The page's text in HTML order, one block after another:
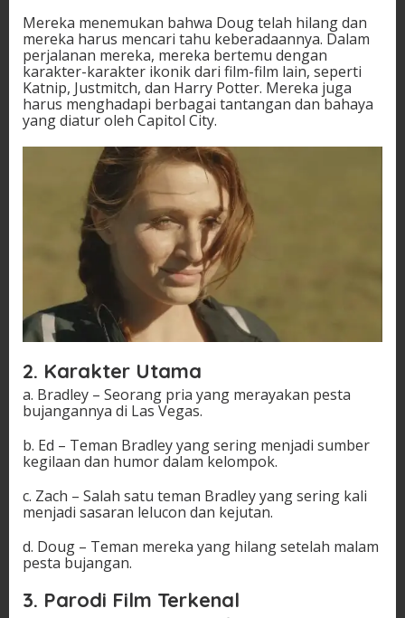
Mereka menemukan bahwa Doug telah hilang dan
mereka harus mencari tahu keberadaannya. Dalam
perjalanan mereka, mereka bertemu dengan
karakter-karakter ikonik dari film-film lain, seperti
Katnip, Justmitch, dan Harry Potter. Mereka juga
harus menghadapi berbagai tantangan dan bahaya
yang diatur oleh Capitol City.
2. Karakter Utama
a. Bradley – Seorang pria yang merayakan pesta
bujangannya di Las Vegas.
b. Ed – Teman Bradley yang sering menjadi sumber
kegilaan dan humor dalam kelompok.
c. Zach – Salah satu teman Bradley yang sering kali
menjadi sasaran lelucon dan kejutan.
d. Doug – Teman mereka yang hilang setelah malam
pesta bujangan.
3. Parodi Film Terkenal